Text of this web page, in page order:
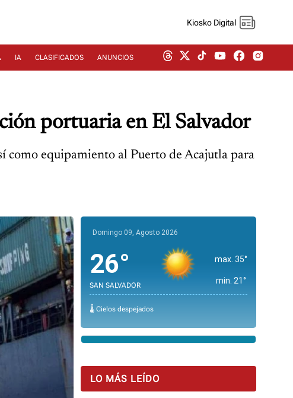
Kiosko Digital
IA CLASIFICADOS ANUNCIOS
portuaria en El Salvador
como equipamiento al Puerto de Acajutla para
Domingo 09, Agosto 2026
26°
SAN SALVADOR
max. 35°
min. 21°
🌡️ Cielos despejados
LO MÁS LEÍDO